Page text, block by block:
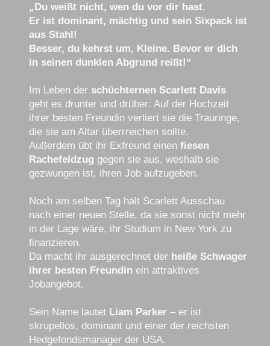
„Du weißt nicht, wen du vor dir hast.
Er ist dominant, mächtig und sein Sixpack ist
aus Stahl!
Besser, du kehrst um, Kleine. Bevor er dich
in seinen dunklen Abgrund reißt!“
Im Leben der schüchternen Scarlett Davis
geht es drunter und drüber: Auf der Hochzeit
ihrer besten Freundin verliert sie die Trauringe,
die sie am Altar überrreichen sollte.
Außerdem übt ihr Exfreund einenfiesen
Rachefeldzug gegen sie aus, weshalb sie
gezwungen ist, ihren Job aufzugeben.
Noch am selben Tag hält Scarlett Ausschau
nach einer neuen Stelle, da sie sonst nicht mehr
in der Lage wäre, ihr Studium in New York zu
finanzieren.
Da macht ihr ausgerechnet der heiße Schwager
ihrer besten Freundin ein attraktives
Jobangebot.
Sein Name lautet Liam Parker – er ist
skrupellos, dominant und einer der reichsten
Hedgefondsmanager der USA.